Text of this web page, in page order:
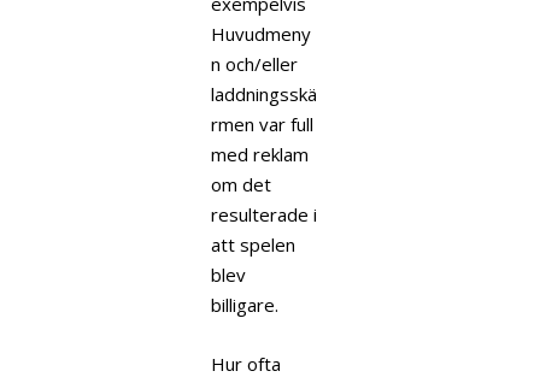
Huvudmeny
n och/eller
laddningsskä
rmen var full
med reklam
om det
resulterade i
att spelen
blev
billigare.
Hur ofta